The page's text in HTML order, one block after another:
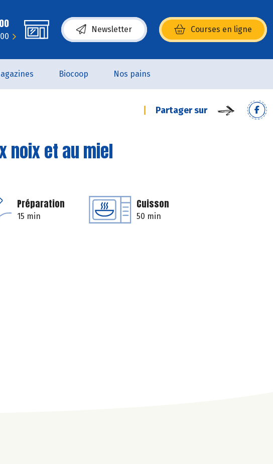
Newsletter Courses en ligne
(s’ouvre dans une nouvelle fenêtre)
Biocoop Nos pains
Partager sur
noix et au miel
Préparation
15 min
Cuisson
50 min